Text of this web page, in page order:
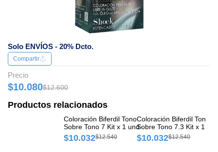
Solo ENVÍOS - 20% Dcto.
Compartir
Precio
$10.080$12.600
Productos relacionados
Coloración Biferdil Tono
Sobre Tono 7 Kit x 1 und
$10.032$12.540
Coloración Biferdil Tono
Sobre Tono 7.3 Kit x 1 und
$10.032$12.540